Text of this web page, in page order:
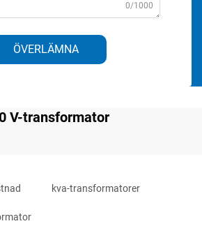
0/1000
ÖVERLÄMNA
V-transformator
kva-transformatorer